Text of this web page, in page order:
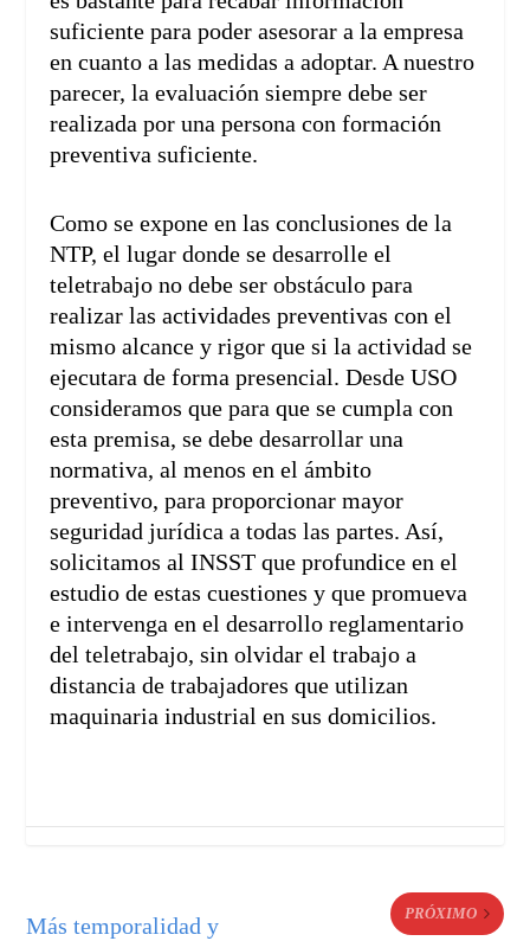
suficiente para poder asesorar a la empresa
en cuanto a las medidas a adoptar. A nuestro
parecer, la evaluación siempre debe ser
realizada por una persona con formación
preventiva suficiente.
Como se expone en las conclusiones de la
NTP, el lugar donde se desarrolle el
teletrabajo no debe ser obstáculo para
realizar las actividades preventivas con el
mismo alcance y rigor que si la actividad se
ejecutara de forma presencial. Desde USO
consideramos que para que se cumpla con
esta premisa, se debe desarrollar una
normativa, al menos en el ámbito
preventivo, para proporcionar mayor
seguridad jurídica a todas las partes. Así,
solicitamos al INSST que profundice en el
estudio de estas cuestiones y que promueva
e intervenga en el desarrollo reglamentario
del teletrabajo, sin olvidar el trabajo a
distancia de trabajadores que utilizan
maquinaria industrial en sus domicilios.
Más temporalidad y
PRÓXIMO